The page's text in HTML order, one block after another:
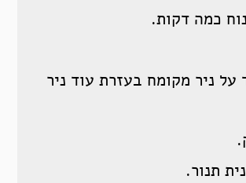
כמה דקות.
על ניר מקומח בעזרת עוד ניר
תנור.